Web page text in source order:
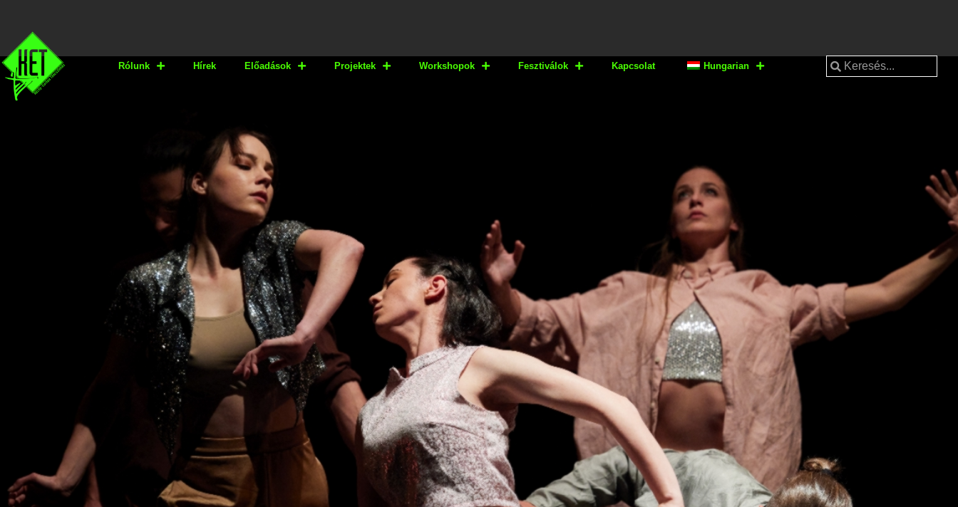
Rólunk Hírek Előadások Projektek Workshopok Fesztiválok Kapcsolat Hungarian